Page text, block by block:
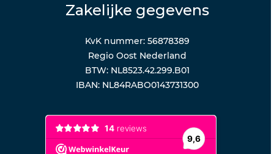
Zakelijke gegevens
KvK nummer: 56878389
Regio Oost Nederland
BTW: NL8523.42.299.B01
IBAN: NL84RABO0143731300